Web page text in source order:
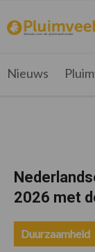
de
hoofdnavigatie
de
hoofd
de
eerste
de
voettekst
Nieuws
pluimveehouder
Nieuws
2026 met
Duurzaamheid